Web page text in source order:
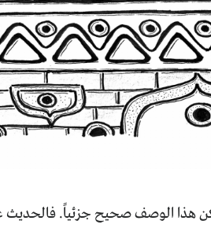
هذا الوصف صحيح جزئياً.